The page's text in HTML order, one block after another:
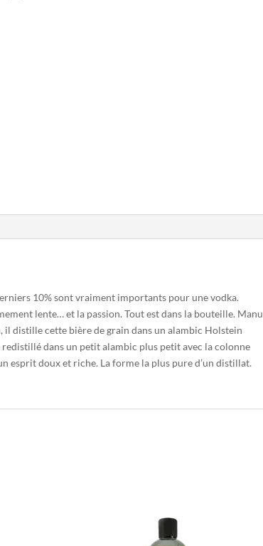
10% sont vraiment importants pour une vodka.
lente… et la passion. Tout est dans la bouteille. Manu
distille cette bière de grain dans un alambic Holstein
dans un petit alambic plus petit avec la colonne
esprit doux et riche. La forme la plus pure d’un distillat.